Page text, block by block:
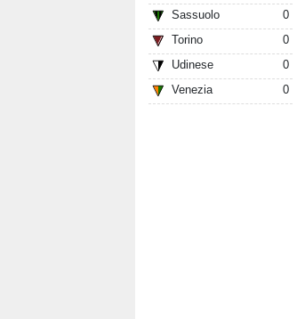
Sassuolo
0
Torino
0
Udinese
0
Venezia
0